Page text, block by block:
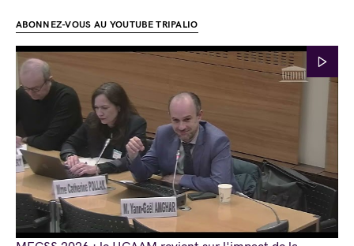
ABONNEZ-VOUS AU YOUTUBE TRIPALIO